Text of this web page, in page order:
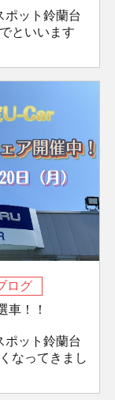
ポット鈴蘭台
といいます
ログ
車！！
ポット鈴蘭台
なってきまし